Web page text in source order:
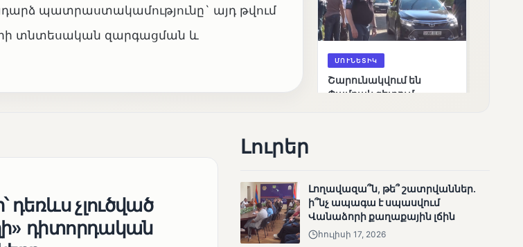
պատրաստակամությունը` այդ թվում
տնտեսական զարգացման և
ՄՈՒՆԵՏԻԿ
Շարունակվում են
Փամբակ գետում
ՄՈՒՆԵՏԻԿ
դեռևս չլուծված
դիտորդական
Լուրեր
Լողավազա՞ն, թե՞ շատրվաններ.
ի՞նչ ապագա է սպասվում
Վանաձորի քաղաքային լճին
հուլիսի 17, 2026